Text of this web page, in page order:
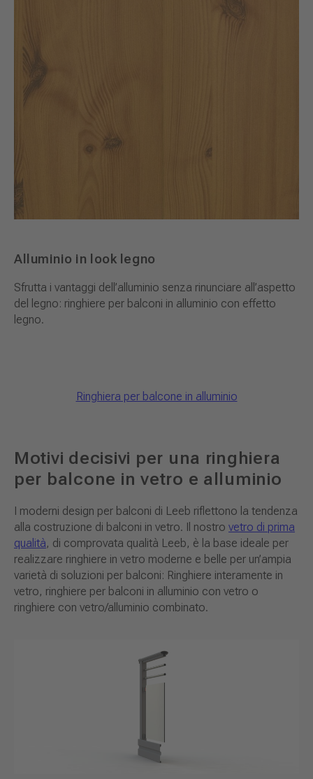
Alluminio in look legno
Sfrutta i vantaggi dell’alluminio senza rinunciare all’aspetto
del legno: ringhiere per balconi in alluminio con effetto
legno.
Ringhiera per balcone in alluminio
Motivi decisivi per una ringhiera
per balcone in vetro e alluminio
I moderni design per balconi di Leeb riflettono la tendenza
alla costruzione di balconi in vetro. Il nostro vetro di prima
qualità, di comprovata qualità Leeb, è la base ideale per
realizzare ringhiere in vetro moderne e belle per un’ampia
varietà di soluzioni per balconi: Ringhiere interamente in
vetro, ringhiere per balconi in alluminio con vetro o
ringhiere con vetro/alluminio combinato.